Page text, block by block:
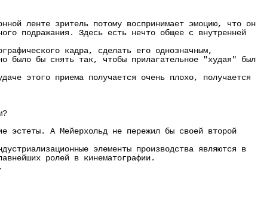
ленте зритель потому воспринимает эмоцию, что он
подражания. Здесь есть нечто общее с внутренней
кадра, сделать его однозначным,
было бы снять так, чтобы прилагательное "худая" был
этого приема получается очень плохо, получается
А Мейерхольд не пережил бы своей второй
элементы производства являются в
ролей в кинематографии.